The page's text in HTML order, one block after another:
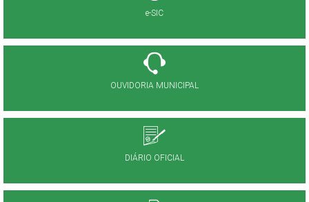
e-SIC
OUVIDORIA MUNICIPAL
DIÁRIO OFICIAL